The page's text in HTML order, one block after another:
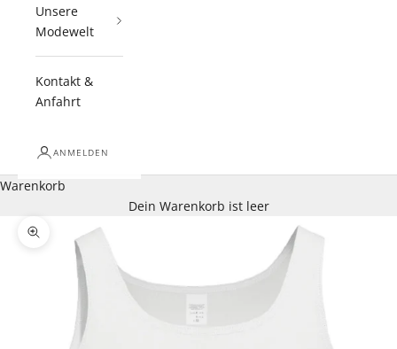
Unsere
Modewelt
Kontakt &
Anfahrt
ANMELDEN
Warenkorb
Dein Warenkorb ist leer
Bild vergrößern